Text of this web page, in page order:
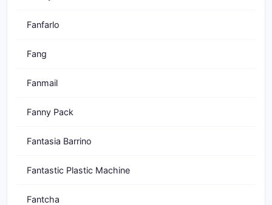
Fanfarlo
Fang
Fanmail
Fanny Pack
Fantasia Barrino
Fantastic Plastic Machine
Fantcha